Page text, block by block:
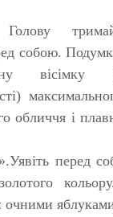
Голову
собою.
обличчя і
перед
очними